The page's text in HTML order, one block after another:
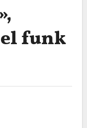
funk